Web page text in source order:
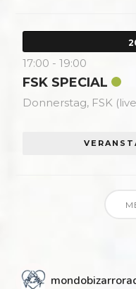
17:00 -19:00
FSK SPECIAL
Donnerstag, FSK